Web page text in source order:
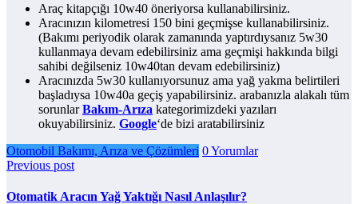
Araç kitapçığı 10w40 öneriyorsa kullanabilirsiniz.
Aracınızın kilometresi 150 bini geçmişse kullanabilirsiniz.
(Bakımı periyodik olarak zamanında yaptırdıysanız 5w30
kullanmaya devam edebilirsiniz ama geçmişi hakkında bilgi
sahibi değilseniz 10w40tan devam edebilirsiniz)
Aracınızda 5w30 kullanıyorsunuz ama yağ yakma belirtileri
başladıysa 10w40a geçiş yapabilirsiniz. arabanızla alakalı tüm
sorunlarBakım-Arıza kategorimizdeki yazıları
okuyabilirsiniz. Google‘de bizi aratabilirsiniz
Otomobil Bakımı, Arıza ve Çözümleri 0 Yorumlar
Previous post
Otomatik Aracın Yağ Yaktığı Nasıl Anlaşılır?